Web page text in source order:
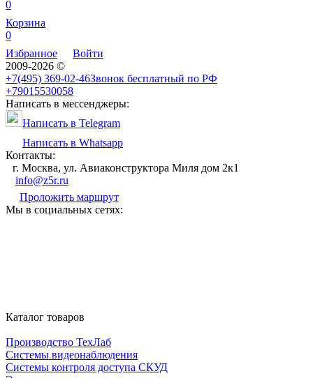
0
Корзина
0
Избранное
Войти
2009-2026 ©
+7(495) 369-02-46Звонок бесплатный по РФ
+79015530058
Написать в мессенджеры:
Написать в Telegram
Написать в Whatsapp
Контакты:
г. Москва, ул. Авиаконструктора Миля дом 2к1
info@z5r.ru
Проложить маршрут
Мы в социальных сетях:
Каталог товаров
Производство ТехЛаб
Системы видеонаблюдения
Системы контроля доступа СКУД